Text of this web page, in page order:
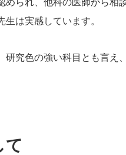
られ、他科の医師から相
は実感しています。
究色の強い科目とも言え
て